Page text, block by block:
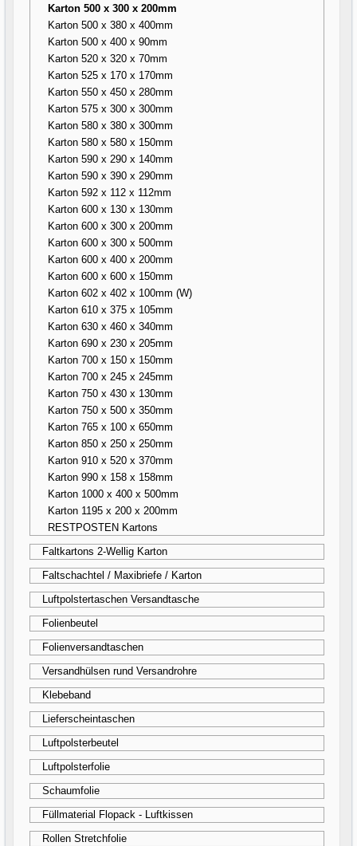
Karton 500 x 300 x 200mm
Karton 500 x 380 x 400mm
Karton 500 x 400 x 90mm
Karton 520 x 320 x 70mm
Karton 525 x 170 x 170mm
Karton 550 x 450 x 280mm
Karton 575 x 300 x 300mm
Karton 580 x 380 x 300mm
Karton 580 x 580 x 150mm
Karton 590 x 290 x 140mm
Karton 590 x 390 x 290mm
Karton 592 x 112 x 112mm
Karton 600 x 130 x 130mm
Karton 600 x 300 x 200mm
Karton 600 x 300 x 500mm
Karton 600 x 400 x 200mm
Karton 600 x 600 x 150mm
Karton 602 x 402 x 100mm (W)
Karton 610 x 375 x 105mm
Karton 630 x 460 x 340mm
Karton 690 x 230 x 205mm
Karton 700 x 150 x 150mm
Karton 700 x 245 x 245mm
Karton 750 x 430 x 130mm
Karton 750 x 500 x 350mm
Karton 765 x 100 x 650mm
Karton 850 x 250 x 250mm
Karton 910 x 520 x 370mm
Karton 990 x 158 x 158mm
Karton 1000 x 400 x 500mm
Karton 1195 x 200 x 200mm
RESTPOSTEN Kartons
Faltkartons 2-Wellig Karton
Faltschachtel / Maxibriefe / Karton
Luftpolstertaschen Versandtasche
Folienbeutel
Folienversandtaschen
Versandhülsen rund Versandrohre
Klebeband
Lieferscheintaschen
Luftpolsterbeutel
Luftpolsterfolie
Schaumfolie
Füllmaterial Flopack - Luftkissen
Rollen Stretchfolie